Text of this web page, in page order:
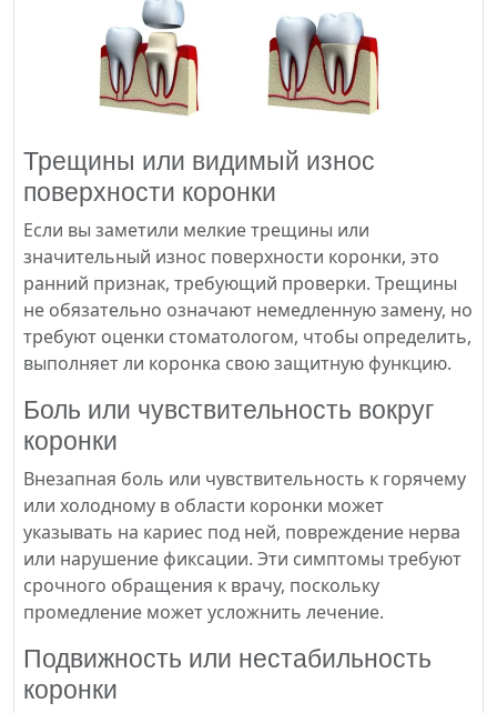
Трещины или видимый износ
поверхности коронки
Если вы заметили мелкие трещины или
значительный износ поверхности коронки, это
ранний признак, требующий проверки. Трещины
не обязательно означают немедленную замену, но
требуют оценки стоматологом, чтобы определить,
выполняет ли коронка свою защитную функцию.
Боль или чувствительность вокруг
коронки
Внезапная боль или чувствительность к горячему
или холодному в области коронки может
указывать на кариес под ней, повреждение нерва
или нарушение фиксации. Эти симптомы требуют
срочного обращения к врачу, поскольку
промедление может усложнить лечение.
Подвижность или нестабильность
коронки